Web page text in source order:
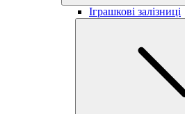
Іграшкові залізниці